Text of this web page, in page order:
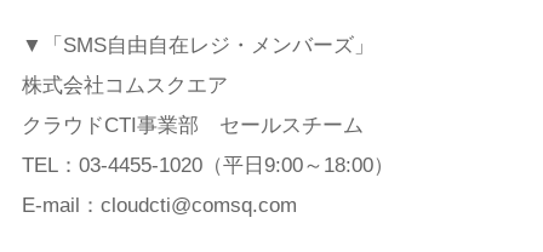
▼「SMS自由自在レジ・メンバーズ」
株式会社コムスクエア
クラウドCTI事業部 セールスチーム
TEL：03-4455-1020（平日9:00～18:00）
E-mail：cloudcti@comsq.com